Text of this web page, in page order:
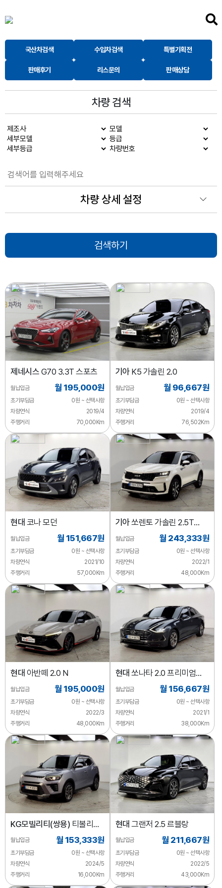
국산차검색 수입차검색 특별기획전
판매후기 리스문의 판매상담
차량 검색
차량 상세 설정
제네시스 G70 3.3T 스포츠
월납입금 월 195,000원
초기부담금
0원 ~ 선택사항
차량연식
2019/4
주행거리
70,000Km
기아K5 가솔린 2.0
월납입금 월 96,667원
초기부담금
0원 ~ 선택사항
차량연식
2019/4
주행거리
76,502Km
현대 코나 모던
월납입금 월 151,667원
초기부담금
0원 ~ 선택사항
차량연식
2021/10
주행거리
57,000Km
기아쏘렌토 가솔린 2.5T
2WD 노블레스
월납입금 월 243,333원
초기부담금
0원 ~ 선택사항
차량연식
2022/1
주행거리
48,000Km
현대 아반떼 2.0 N
월납입금 월 195,000원
초기부담금
0원 ~ 선택사항
차량연식
2022/3
주행거리
48,000Km
현대 쏘나타 2.0 프리미엄
패밀리
월납입금 월 156,667원
초기부담금
0원 ~ 선택사항
차량연식
2021/1
주행거리
38,000Km
KG모빌리티(쌍용) 티볼리
2WD 가솔린 1.6
월납입금 월 153,333원
초기부담금
0원 ~ 선택사항
차량연식
2024/5
주행거리
16,000Km
현대 그랜저 2.5 르블랑
월납입금 월 211,667원
초기부담금
0원 ~ 선택사항
차량연식
2022/5
주행거리
43,000Km